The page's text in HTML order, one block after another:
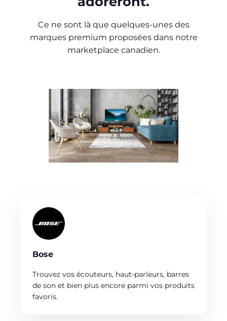
Ce ne sont là que quelques-unes des
marques premium proposées dans notre
marketplace canadien.
Bose
Trouvez vos écouteurs, haut-parleurs, barres
de son et bien plus encore parmi vos produits
favoris.